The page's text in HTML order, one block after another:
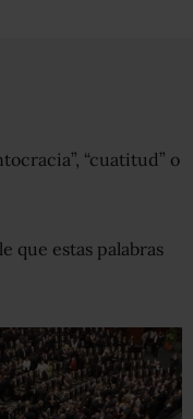
“cuatitud” o
que estas palabras